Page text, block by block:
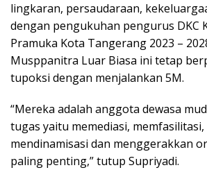
lingkaran, persaudaraan,
dengan pengukuhan pengurus DKC
Pramuka Kota Tangerang 2023 –
Musppanitra Luar Biasa ini tetap
tupoksi dengan menjalankan 5M.
“Mereka adalah anggota dewasa
tugas yaitu memediasi,
mendinamisasi dan menggerakkan
paling penting,” tutup Supriyadi.